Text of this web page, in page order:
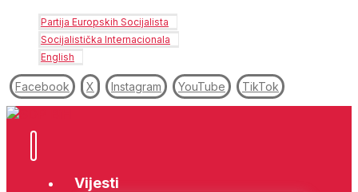
Partija Europskih Socijalista
Socijalistička Internacionala
English
Facebook X Instagram YouTube TikTok
Vijesti